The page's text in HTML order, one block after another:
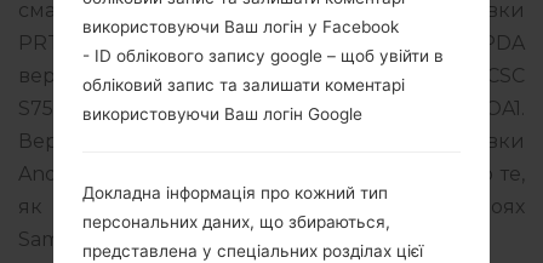
смартфона вказаному GT-S7580. Код прошивки
PRT для POLAND. Продукт поставляється з PDA
версією S7580XXUBOA1 версія CSC
S7580PRTBOB1, MODEM версия S7580XXUBOA1.
Версія операційної системи даної прошивки
Android Jelly Bean 4.2.2. Повна інструкція про те,
як прошивати стокову прошивку на пристроях
Samsung
використовуючи Ваш логін у Facebook
- ID облікового запису google – щоб увійти в
обліковий запис та залишати коментарі
використовуючи Ваш логін Google
Докладна інформація про кожний тип
персональних даних, що збираються,
представлена у спеціальних розділах цієї